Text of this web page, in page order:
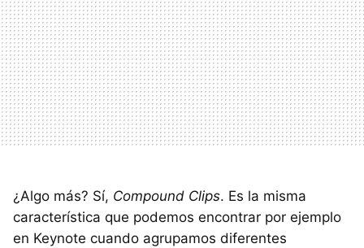
¿Algo más? Sí, Compound Clips. Es la misma
característica que podemos encontrar por ejemplo
en Keynote cuando agrupamos diferentes